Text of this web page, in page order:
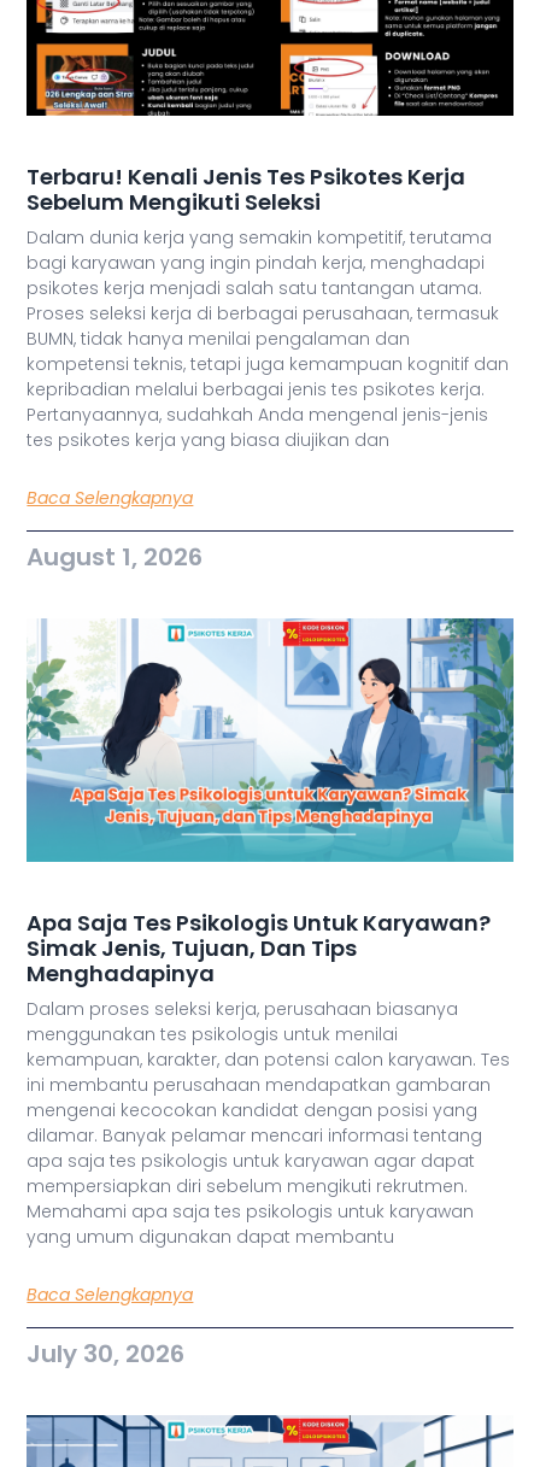
Terbaru! Kenali Jenis Tes Psikotes Kerja
Sebelum Mengikuti Seleksi
Dalam dunia kerja yang semakin kompetitif, terutama
bagi karyawan yang ingin pindah kerja, menghadapi
psikotes kerja menjadi salah satu tantangan utama.
Proses seleksi kerja di berbagai perusahaan, termasuk
BUMN, tidak hanya menilai pengalaman dan
kompetensi teknis, tetapi juga kemampuan kognitif dan
kepribadian melalui berbagai jenis tes psikotes kerja.
Pertanyaannya, sudahkah Anda mengenal jenis-jenis
tes psikotes kerja yang biasa diujikan dan
Baca Selengkapnya
August 1, 2026
Apa Saja Tes Psikologis Untuk Karyawan?
Simak Jenis, Tujuan, Dan Tips
Menghadapinya
Dalam proses seleksi kerja, perusahaan biasanya
menggunakan tes psikologis untuk menilai
kemampuan, karakter, dan potensi calon karyawan. Tes
ini membantu perusahaan mendapatkan gambaran
mengenai kecocokan kandidat dengan posisi yang
dilamar. Banyak pelamar mencari informasi tentang
apa saja tes psikologis untuk karyawan agar dapat
mempersiapkan diri sebelum mengikuti rekrutmen.
Memahami apa saja tes psikologis untuk karyawan
yang umum digunakan dapat membantu
Baca Selengkapnya
July 30, 2026